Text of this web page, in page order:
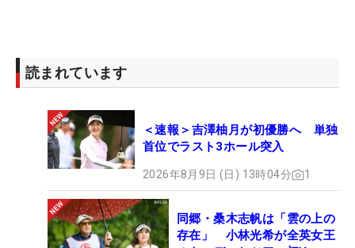
読まれています
＜速報＞吉澤柚月が初優勝へ 単独
首位でラスト3ホール突入
2026年8月9日 (日) 13時04分 1
同郷・桑木志帆は「雲の上の
存在」 小林光希が全英女王